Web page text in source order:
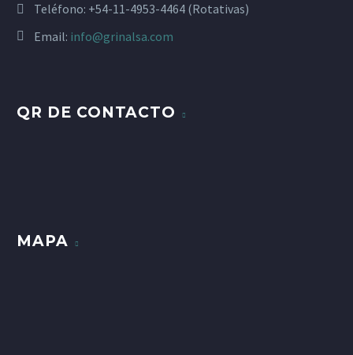
Teléfono: +54-11-4953-4464 (Rotativas)
Email: info@grinalsa.com
QR DE CONTACTO
MAPA